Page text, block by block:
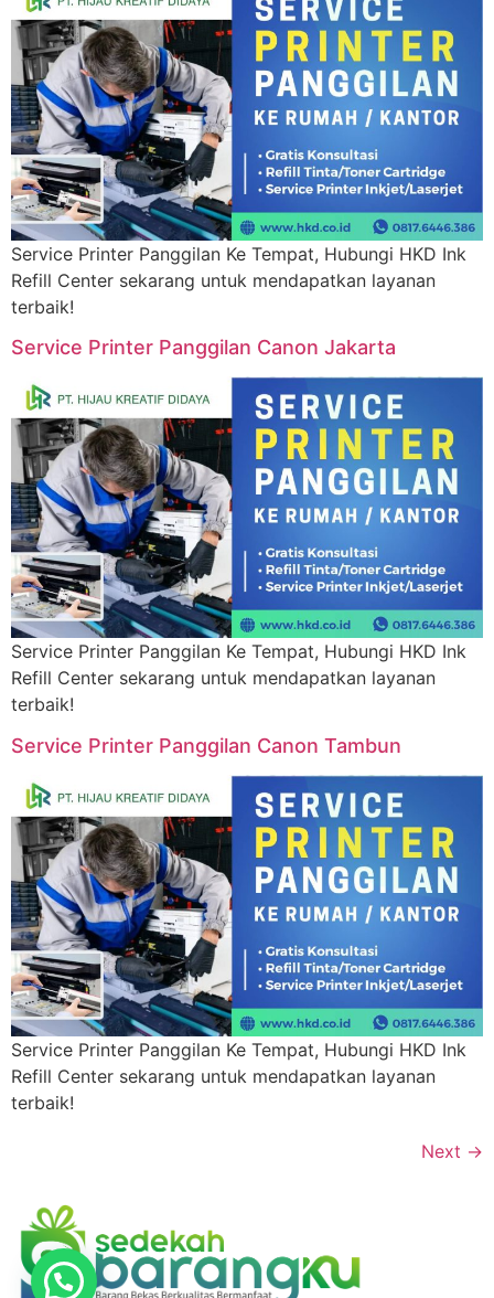
Service Printer Panggilan Ke Tempat, Hubungi HKD Ink
Refill Center sekarang untuk mendapatkan layanan
terbaik!
Service Printer Panggilan Canon Jakarta
Service Printer Panggilan Ke Tempat, Hubungi HKD Ink
Refill Center sekarang untuk mendapatkan layanan
terbaik!
Service Printer Panggilan Canon Tambun
Service Printer Panggilan Ke Tempat, Hubungi HKD Ink
Refill Center sekarang untuk mendapatkan layanan
terbaik!
Next →